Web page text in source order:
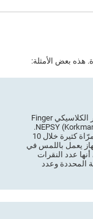
هذه بعض الأمثلة:
يعتمد اختبار السرعة REST-HECOOR على الاختبار الكلاسيكي Finger
Tapping Test من مجموعة التقييم NEPSY (Korkman et al., 1998).
يجب على الشخص الذي يجري المهمة أن يضغط مرّاة كثيرة خلال 10
يعمل باللمس في
عدد النقرات
المحددة وعدد